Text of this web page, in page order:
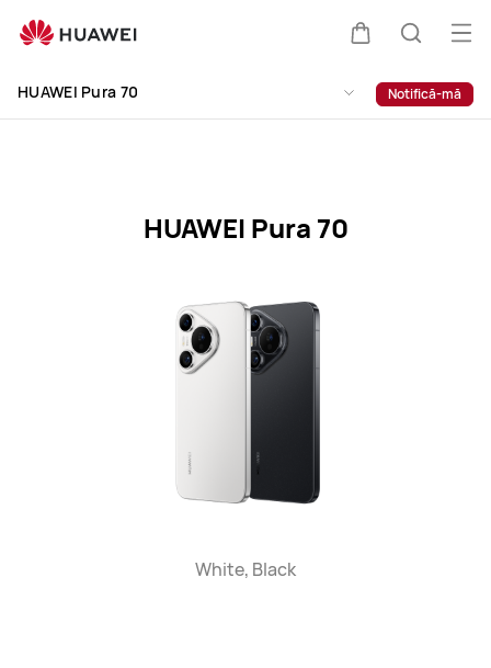
Pura
Specification
HUAWEI Pura 70 Notifică-mă
HUAWEI Pura 70
White, Black